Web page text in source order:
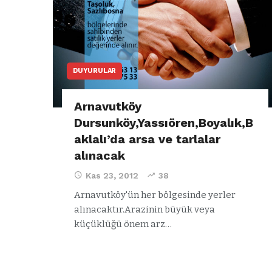
DUYURULAR
Arnavutköy
Dursunköy,Yassıören,Boyalık,B
aklalı’da arsa ve tarlalar
alınacak
Kas 23, 2012 38
Arnavutköy'ün her bölgesinde yerler
alınacaktır.Arazinin büyük veya
küçüklüğü önem arz…
Özel’den
ARNAVUTKÖY